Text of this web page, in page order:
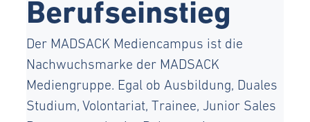
Berufseinstieg
Der MADSACK Mediencampus ist die
Nachwuchsmarke der MADSACK
Mediengruppe. Egal ob Ausbildung, Duales
Studium, Volontariat, Trainee, Junior Sales